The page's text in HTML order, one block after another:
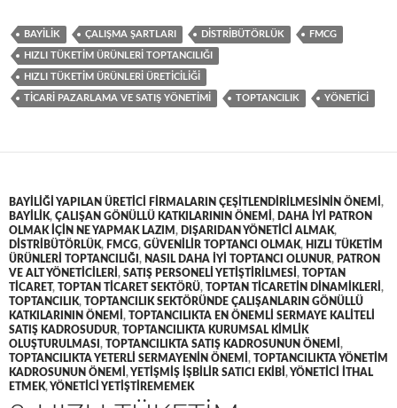
BAYILIK ÇALIŞMA ŞARTLARI DISTRIBÜTÖRLÜK FMCG
HIZLI TÜKETIM ÜRÜNLERI TOPTANCILIĞI
HIZLI TÜKETIM ÜRÜNLERI ÜRETICILIĞI
TICARI PAZARLAMA VE SATIŞ YÖNETIMI TOPTANCILIK YÖNETICI
BAYILIĞI YAPILAN ÜRETICI FIRMALARIN ÇEŞITLENDIRILMESININ ÖNEMI ,
BAYILIK, ÇALIŞAN GÖNÜLLÜ KATKILARININ ÖNEMI , DAHA IYI PATRON
OLMAK IÇIN NE YAPMAK LAZIM , DIŞARIDAN YÖNETICI ALMAK,
DISTRIBÜTÖRLÜK, FMCG, GÜVENILIR TOPTANCI OLMAK, HIZLI TÜKETIM
ÜRÜNLERI TOPTANCILIĞI , NASIL DAHA IYI TOPTANCI OLUNUR, PATRON
VE ALT YÖNETICILERI , SATIŞ PERSONELI YETIŞTIRILMESI , TOPTAN
TICARET, TOPTAN TICARET SEKTÖRÜ, TOPTAN TICARETIN DINAMIKLERI ,
TOPTANCILIK, TOPTANCILIK SEKTÖRÜNDE ÇALIŞANLARIN GÖNÜLLÜ
KATKILARININ ÖNEMI , TOPTANCILIKTA EN ÖNEMLI SERMAYE KALITELI
SATIŞ KADROSUDUR, TOPTANCILIKTA KURUMSAL KIMLIK
OLUŞTURULMASI , TOPTANCILIKTA SATIŞ KADROSUNUN ÖNEMI ,
TOPTANCILIKTA YETERLI SERMAYENIN ÖNEMI , TOPTANCILIKTA YÖNETIM
KADROSUNUN ÖNEMI ,YETIŞMIŞ IŞBILIR SATICI EKIBI ,YÖNETICI ITHAL
ETMEK,YÖNETICI YETIŞTIREMEMEK